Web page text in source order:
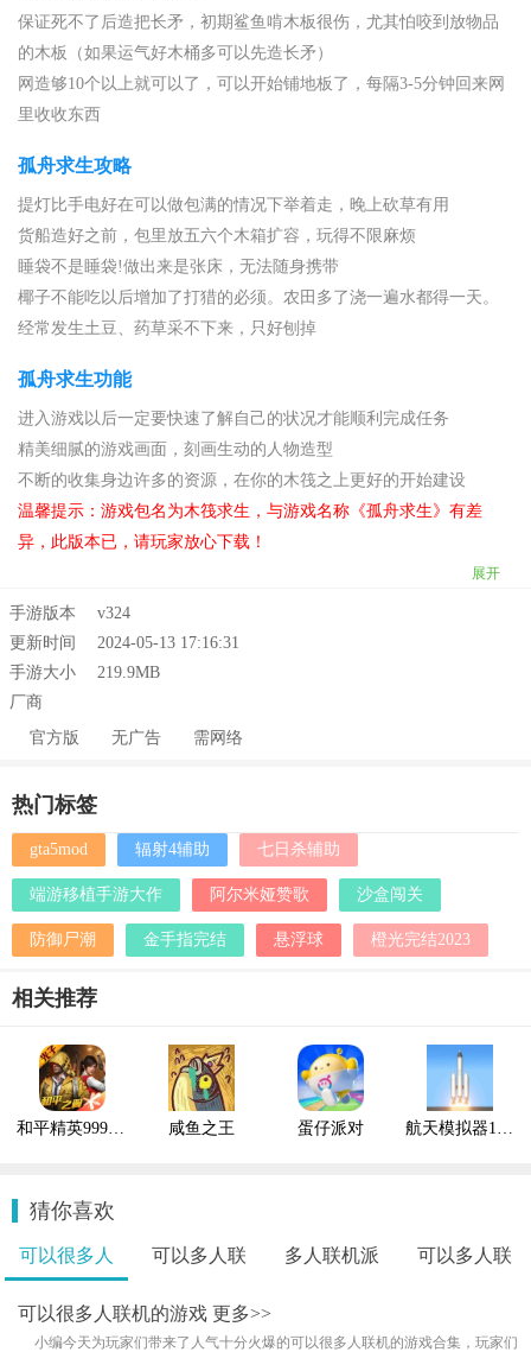
保证死不了后造把长矛，初期鲨鱼啃木板很伤，尤其怕咬到放物品
的木板（如果运气好木桶多可以先造长矛）
网造够10个以上就可以了，可以开始铺地板了，每隔3-5分钟回来网
里收收东西
孤舟求生攻略
提灯比手电好在可以做包满的情况下举着走，晚上砍草有用
货船造好之前，包里放五六个木箱扩容，玩得不限麻烦
睡袋不是睡袋!做出来是张床，无法随身携带
椰子不能吃以后增加了打猎的必须。农田多了浇一遍水都得一天。
经常发生土豆、药草采不下来，只好刨掉
孤舟求生功能
进入游戏以后一定要快速了解自己的状况才能顺利完成任务
精美细腻的游戏画面，刻画生动的人物造型
不断的收集身边许多的资源，在你的木筏之上更好的开始建设
温馨提示：游戏包名为木筏求生，与游戏名称《孤舟求生》有差
异，此版本已，请玩家放心下载！
展开
手游版本
v324
更新时间
2024-05-13 17:16:31
手游大小
219.9MB
厂商
官方版
无广告 需网络
热门标签
gta5mod 辐射4辅助 七日杀辅助
端游移植手游大作 阿尔米娅赞歌 沙盒闯关
防御尸潮 金手指完结 悬浮球 橙光完结2023
相关推荐
和平精英999999点券 咸鱼之王 蛋仔派对 航天模拟器1.9.7
猜你喜欢
可以很多人 可以多人联 多人联机派 可以多人联
可以很多人联机的游戏 更多>>
小编今天为玩家们带来了人气十分火爆的可以很多人联机的游戏合集，玩家们